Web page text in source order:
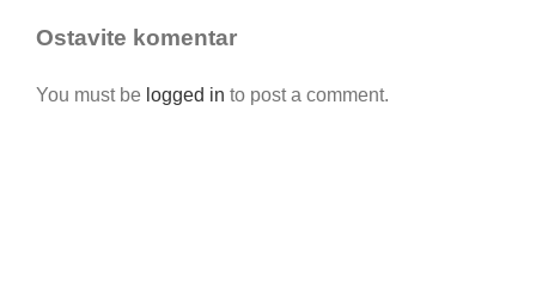
Ostavite komentar
You must be logged in to post a comment.